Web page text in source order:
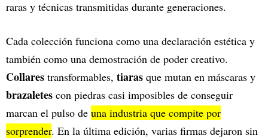
raras y técnicas transmitidas durante generaciones.
Cada colección funciona como una declaración estética y
también como una demostración de poder creativo.
Collares transformables, tiaras que mutan en máscaras y
brazaletes con piedras casi imposibles de conseguir
marcan el pulso de una industria que compite por
sorprender. En la última edición, varias firmas dejaron sin